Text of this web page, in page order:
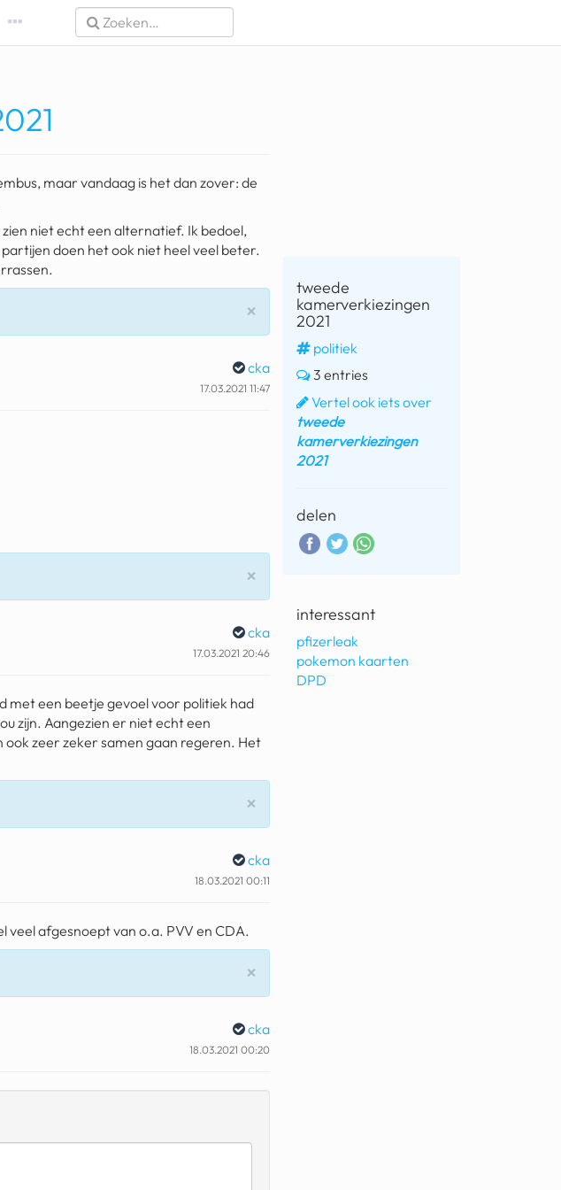
maar vandaag is het dan zover: de
niet echt een alternatief. Ik bedoel,
doen het ook niet heel veel beter.
×Sluiten
cka
17.03.2021 11:47
×Sluiten
cka
17.03.2021 20:46
met een beetje gevoel voor politiek had
zijn. Aangezien er niet echt een
ook zeer zeker samen gaan regeren. Het
×Sluiten
cka
18.03.2021 00:11
veel afgesnoept van o.a. PVV en CDA.
×Sluiten
cka
18.03.2021 00:20
tweede
kamerverkiezingen
2021
politiek
3 entries
Vertel ook iets over
tweede
kamerverkiezingen
2021
delen
interessant
pfizerleak
pokemon kaarten
DPD